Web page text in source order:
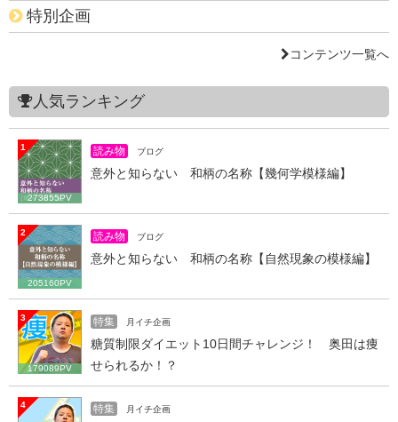
特別企画
コンテンツ一覧へ
人気ランキング
1
273855PV
読み物 ブログ
意外と知らない 和柄の名称【幾何学模様編】
2
205160PV
読み物 ブログ
意外と知らない 和柄の名称【自然現象の模様編】
3
179089PV
特集 月イチ企画
糖質制限ダイエット10日間チャレンジ！ 奥田は痩
せられるか！？
4 特集 月イチ企画